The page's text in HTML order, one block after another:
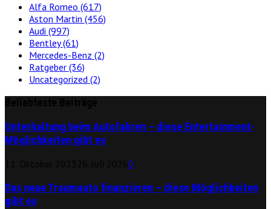
Alfa Romeo (617)
Aston Martin (456)
Audi (997)
Bentley(61)
Mercedes-Benz (2)
Ratgeber (36)
Uncategorized (2)
Unterhaltung beim Autofahren – diese Entertainment-
Möglichkeiten gibt es
0
Das neue Traumauto finanzieren – diese Möglichkeiten
gibt es